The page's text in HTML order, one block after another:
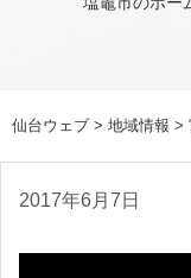
仙台ウェブ > 地域情報 >
2017年6月7日